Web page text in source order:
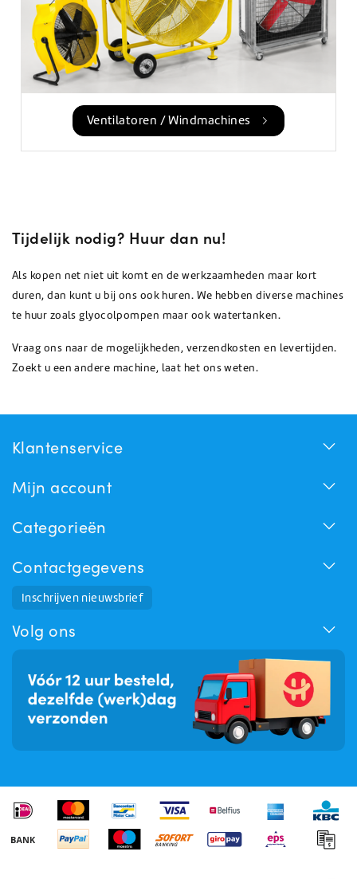
Ventilatoren / Windmachines
Tijdelijk nodig? Huur dan nu!
Als kopen net niet uit komt en de werkzaamheden maar kort
duren, dan kunt u bij ons ook huren. We hebben diverse machines
te huur zoals glyocolpompen maar ook watertanken.
Vraag ons naar de mogelijkheden, verzendkosten en levertijden.
Zoekt u een andere machine, laat het ons weten.
Klantenservice
Mijn account
Categorieën
Contactgegevens
Inschrijven nieuwsbrief
Volg ons